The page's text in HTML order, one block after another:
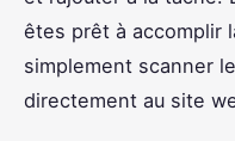
êtes prêt à accomplir
simplement scanner
directement au site